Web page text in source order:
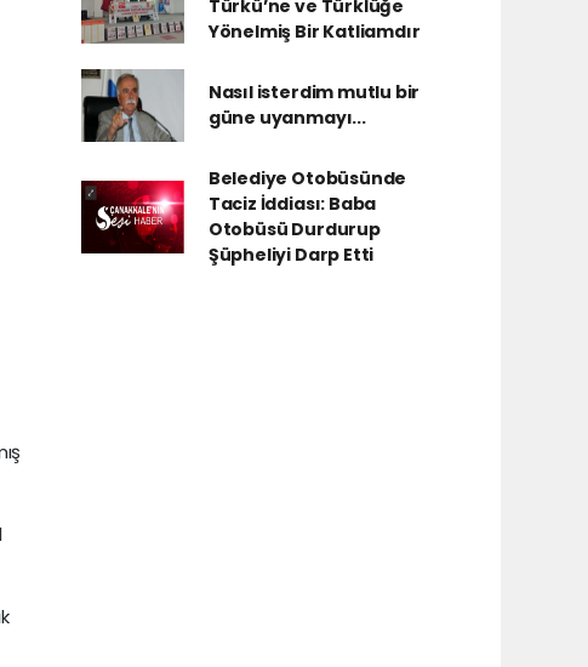
Türkü’ne ve Türklüğe
Yönelmiş Bir Katliamdır
Nasıl isterdim mutlu bir
güne uyanmayı...
Belediye Otobüsünde
Taciz İddiası: Baba
Otobüsü Durdurup
Şüpheliyi Darp Etti